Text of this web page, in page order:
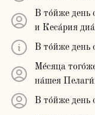
В то́йже день
и Кеса́рия
В то́йже день
Ме́сяца
на́шея
В то́йже день